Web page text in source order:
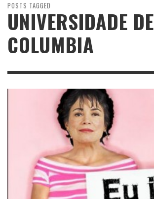
POSTS TAGGED
UNIVERSIDADE DE
COLUMBIA